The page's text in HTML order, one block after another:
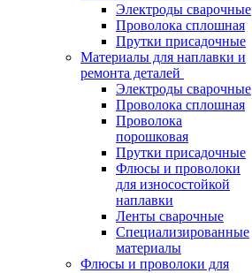
Электроды сварочные
Проволока сплошная
Прутки присадочные
Материалы для наплавки и
ремонта деталей
Электроды сварочные
Проволока сплошная
Проволока
порошковая
Прутки присадочные
Флюсы и проволоки
для износостойкой
наплавки
Ленты сварочные
Специализированные
материалы
Флюсы и проволоки для